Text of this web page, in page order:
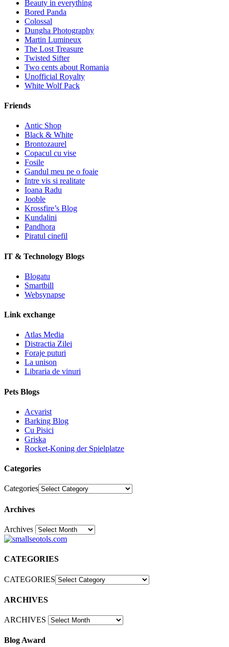
Beauty in everything
Bored Panda
Colossal
Dungha Photography
Martin Lumineux
The Lost Treasure
Twisted Sifter
Two cents about Romania
Unofficial Royalty
White Wolf Pack
Friends
Antic Shop
Black & White
Brontozaurel
Copacul cu vise
Fosile
Gandul meu pe o foaie
Intre vis si realitate
Ioana Radu
Jooble
Krossfire’s Blog
Kundalini
Pandhora
Piratul cinefil
IT & Technology Blogs
Blogatu
Smartbill
Websynapse
Link exchange
Atlas Media
Distractia Zilei
Foraje puturi
La unison
Libraria de vinuri
Pets Blogs
Acvarist
Barking Blog
Cu Pisici
Griska
Rocket-Koning der Spielplatze
Categories
Categories
Archives
Archives30
CATEGORIES
CATEGORIES
ARCHIVES
ARCHIVES
Blog Award